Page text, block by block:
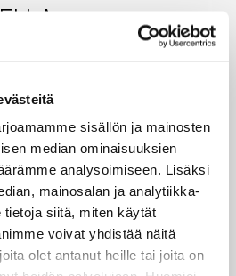
sisällön ja mainosten
median ominaisuuksien
analysoimiseen. Lisäksi
mainosalan ja analytiikka-
tietoja siitä, miten käytät
voivat yhdistää näitä
olet antanut heille tai joita on
LAPIN